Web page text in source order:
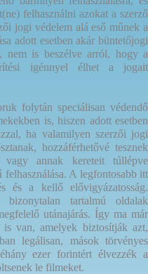
felhasználni azokat a szerző
jogi védelem alá eső műnek a
adott esetben akár büntetőjogi
nem is beszélve arról, hogy a
igénnyel élhet a jogait
folytán speciálisan védendő
is, hiszen adott esetben
ha valamilyen szerzői jogi
hozzáférhetővé tesznek
vagy annak kereteit túllépve
A legfontosabb itt
és a kellő elővigyázatosság.
bizonytalan tartalmú oldalak
utánajárás. Így ma már
van, amelyek biztosítják azt,
legálisan, mások törvényes
ezer forintért élvezzék a
le filmeket.